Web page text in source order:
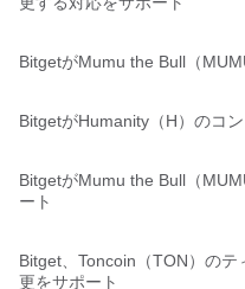
BitgetがMumu the Bull（
BitgetがHumanity（H）のコ
BitgetがMumu the Bull（
ート
Bitget、Toncoin（TON）の
更をサポート